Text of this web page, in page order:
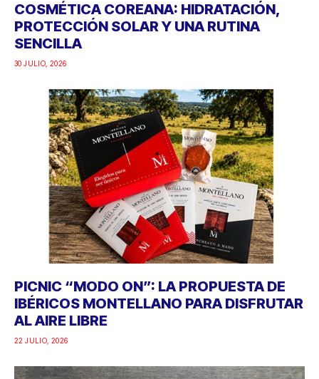
COSMÉTICA COREANA: HIDRATACIÓN,
PROTECCIÓN SOLAR Y UNA RUTINA
SENCILLA
30 JULIO, 2026
PICNIC “MODO ON”: LA PROPUESTA DE
IBÉRICOS MONTELLANO PARA DISFRUTAR
AL AIRE LIBRE
22 JULIO, 2026